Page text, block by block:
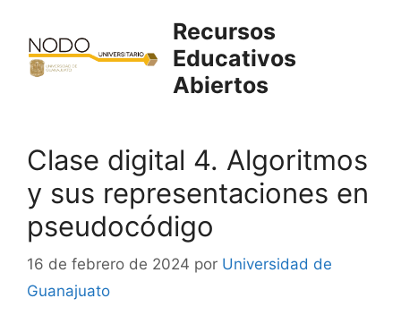
contenido
Recursos
Educativos
Abiertos
Clase digital 4. Algoritmos
y sus representaciones en
pseudocódigo
16 de febrero de 2024 por Universidad de
Guanajuato